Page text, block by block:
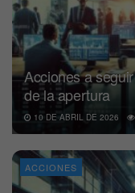
Acciones a
de la apertura
10 DE ABRIL DE 2026
ACCIONES